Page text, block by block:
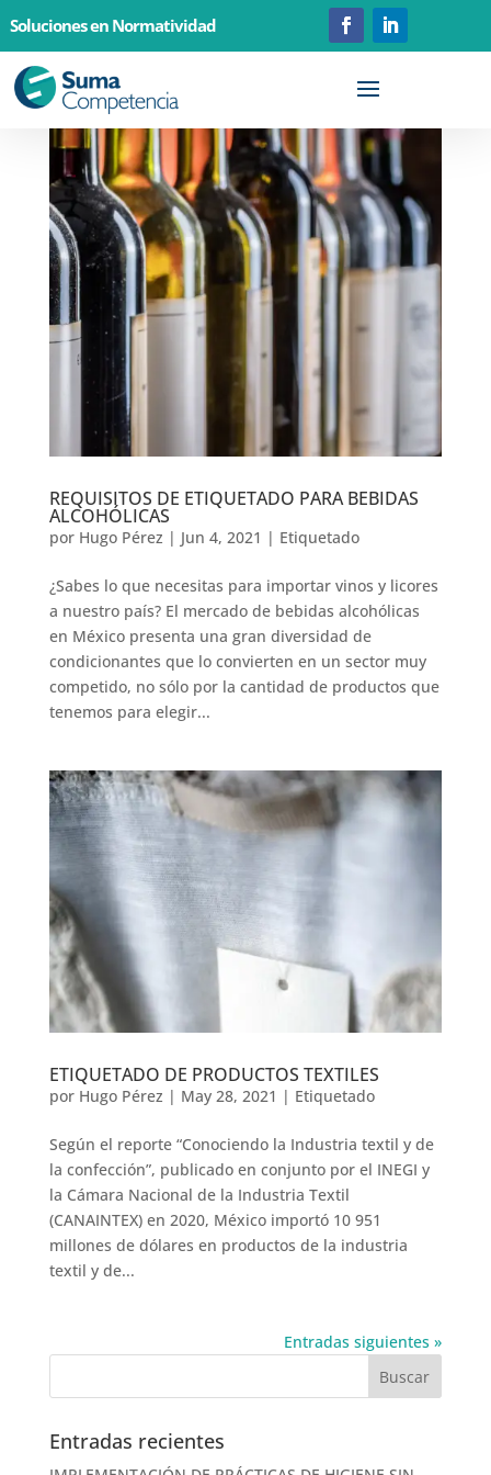
Soluciones en Normatividad
REQUISITOS DE ETIQUETADO PARA BEBIDAS
ALCOHÓLICAS
por Hugo Pérez | Jun 4, 2021 | Etiquetado
¿Sabes lo que necesitas para importar vinos y licores
a nuestro país? El mercado de bebidas alcohólicas
en México presenta una gran diversidad de
condicionantes que lo convierten en un sector muy
competido, no sólo por la cantidad de productos que
tenemos para elegir...
ETIQUETADO DE PRODUCTOS TEXTILES
por Hugo Pérez | May 28, 2021 | Etiquetado
Según el reporte “Conociendo la Industria textil y de
la confección”, publicado en conjunto por el INEGI y
la Cámara Nacional de la Industria Textil
(CANAINTEX) en 2020, México importó 10 951
millones de dólares en productos de la industria
textil y de...
Entradas siguientes »
Entradas recientes